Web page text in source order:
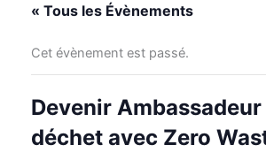
« Tous les Évènements
Cet évènement est passé.
Devenir
déchet avec Zero